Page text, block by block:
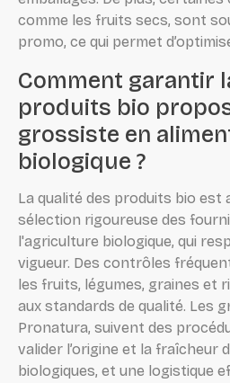
comme les fruits secs, sont
promo, ce qui permet
Comment garantir
produits bio
grossiste en
biologique ?
La qualité des produits bio est
sélection rigoureuse des
l'agriculture biologique, qui
vigueur. Des contrôles
les fruits, légumes, graines et
aux standards de qualité. Les
Pronatura, suivent des
valider l’origine et la fraîcheur
biologiques, et une logistique